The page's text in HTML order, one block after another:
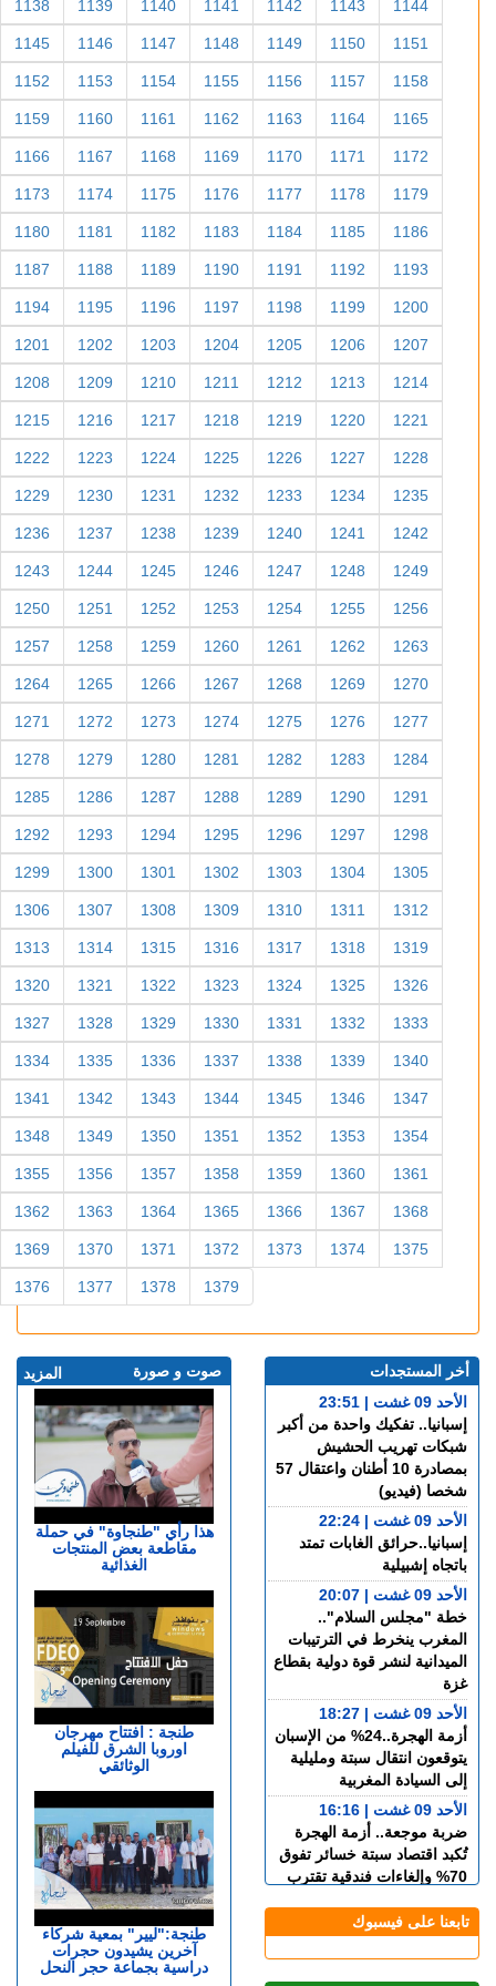
1138 1139 1140 1141 1142 1143 1144
1145 1146 1147 1148 1149 1150 1151
1152 1153 1154 1155 1156 1157 1158
1159 1160 1161 1162 1163 1164 1165
1166 1167 1168 1169 1170 1171 1172
1173 1174 1175 1176 1177 1178 1179
1180 1181 1182 1183 1184 1185 1186
1187 1188 1189 1190 1191 1192 1193
1194 1195 1196 1197 1198 1199 1200
1201 1202 1203 1204 1205 1206 1207
1208 1209 1210 1211 1212 1213 1214
1215 1216 1217 1218 1219 1220 1221
1222 1223 1224 1225 1226 1227 1228
1229 1230 1231 1232 1233 1234 1235
1236 1237 1238 1239 1240 1241 1242
1243 1244 1245 1246 1247 1248 1249
1250 1251 1252 1253 1254 1255 1256
1257 1258 1259 1260 1261 1262 1263
1264 1265 1266 1267 1268 1269 1270
1271 1272 1273 1274 1275 1276 1277
1278 1279 1280 1281 1282 1283 1284
1285 1286 1287 1288 1289 1290 1291
1292 1293 1294 1295 1296 1297 1298
1299 1300 1301 1302 1303 1304 1305
1306 1307 1308 1309 1310 1311 1312
1313 1314 1315 1316 1317 1318 1319
1320 1321 1322 1323 1324 1325 1326
1327 1328 1329 1330 1331 1332 1333
1334 1335 1336 1337 1338 1339 1340
1341 1342 1343 1344 1345 1346 1347
1348 1349 1350 1351 1352 1353 1354
1355 1356 1357 1358 1359 1360 1361
1362 1363 1364 1365 1366 1367 1368
1369 1370 1371 1372 1373 1374 1375
1376 1377 1378 1379
المزيد صوت و صورة
هذا رأي "طنجاوة" في حملة
مقاطعة بعض المنتجات
الغذائية
طنجة : افتتاح مهرجان
اوروبا الشرق للفيلم
الوثائقي
طنجة:"ليير" بمعية شركاء
آخرين يشيدون حجرات
دراسية بجماعة حجر النحل
أخر المستجدات
الأحد 09 غشت | 23:51
إسبانيا.. تفكيك واحدة من أكبر
شبكات تهريب الحشيش
بمصادرة 10 أطنان واعتقال 57
شخصا (فيديو)
الأحد 09 غشت | 22:24
إسبانيا..حرائق الغابات تمتد
باتجاه إشبيلية
الأحد 09 غشت | 20:07
خطة "مجلس السلام"..
المغرب ينخرط في الترتيبات
الميدانية لنشر قوة دولية بقطاع
غزة
الأحد 09 غشت | 18:27
أزمة الهجرة..24% من الإسبان
يتوقعون انتقال سبتة ومليلية
إلى السيادة المغربية
الأحد 09 غشت | 16:16
ضربة موجعة.. أزمة الهجرة
تُكبد اقتصاد سبتة خسائر تفوق
70% وإلغاءات فندقية تقترب
الأحد 09 غشت | 14:32
تابعنا على فيسبوك